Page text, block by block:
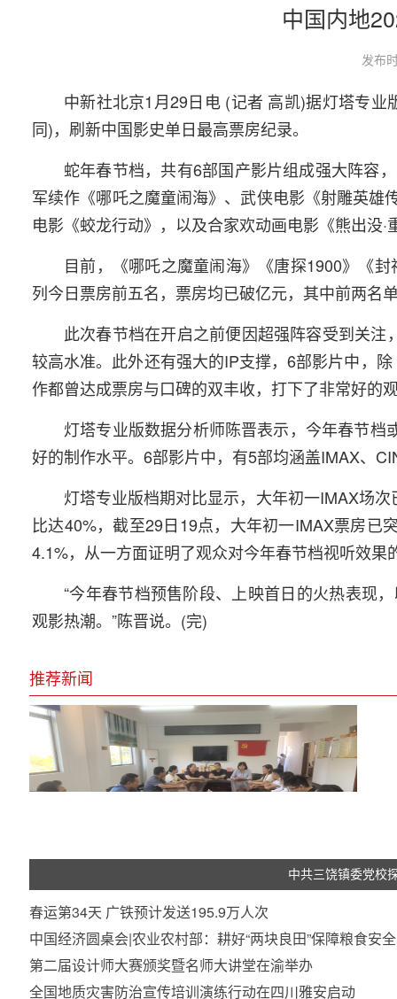
中国内地
发布
中新社北京1月29日电 (记者 高凯)据灯塔专
同)，刷新中国影史单日最高票房纪录。
蛇年春节档，共有6部国产影片组成强大阵容
军续作《哪吒之魔童闹海》、武侠电影《射雕英雄
电影《蛟龙行动》，以及合家欢动画电影《熊出没·
目前，《哪吒之魔童闹海》《唐探1900》《
列今日票房前五名，票房均已破亿元，其中前两名
此次春节档在开启之前便因超强阵容受到关
较高水准。此外还有强大的IP支撑，6部影片中，
作都曾达成票房与口碑的双丰收，打下了非常好的
灯塔专业版数据分析师陈晋表示，今年春节档
好的制作水平。6部影片中，有5部均涵盖IMAX、
灯塔专业版档期对比显示，大年初一IMAX场
比达40%，截至29日19点，大年初一IMAX票房已
4.1%，从一方面证明了观众对今年春节档视听效果
“今年春节档预售阶段、上映首日的火热表现
观影热潮。”陈晋说。(完)
推荐新闻
中共三饶镇委党校
春运第34天 广铁预计发送195.9万人次
中国经济圆桌会|农业农村部：耕好“两块良田”保障粮食安全
第二届设计师大赛颁奖暨名师大讲堂在渝举办
全国地质灾害防治宣传培训演练行动在四川雅安启动